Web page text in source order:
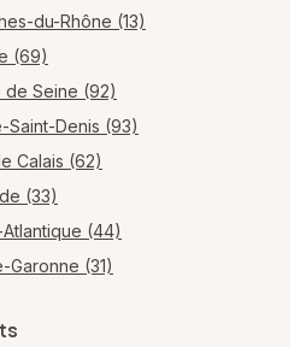
du-Rhône (13)
(69)
de Seine (92)
Saint-Denis (93)
Calais (62)
(33)
(44)
Garonne (31)